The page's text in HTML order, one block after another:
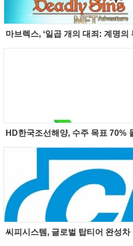
마브렉스, ‘일곱 개의 대죄: 계명의
HD한국조선해양, 수주 목표 70%
씨피시스템, 글로벌 탑티어 완성